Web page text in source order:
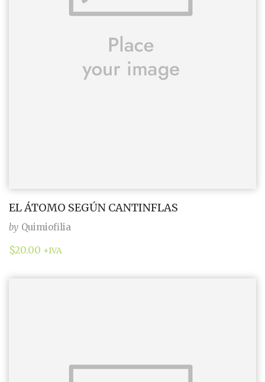
EL ÁTOMO SEGÚN CANTINFLAS
by Quimiofilia
$20.00 +IVA